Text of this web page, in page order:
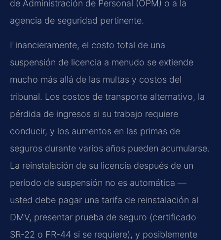
de Administración de Personal (OPM) o a la
agencia de seguridad pertinente.
Financieramente, el costo total de una
suspensión de licencia a menudo se extiende
mucho más allá de las multas y costos del
tribunal. Los costos de transporte alternativo, la
pérdida de ingresos si su trabajo requiere
conducir, y los aumentos en las primas de
seguros durante varios años pueden acumularse.
La reinstalación de su licencia después de un
período de suspensión no es automática —
usted debe pagar una tarifa de reinstalación al
DMV, presentar prueba de seguro (certificado
SR-22 o FR-44 si se requiere), y posiblemente